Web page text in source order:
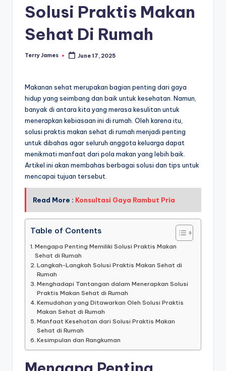
Solusi Praktis Makan
Sehat Di Rumah
Posted
Terry James June 17, 2025
Makanan sehat merupakan bagian penting dari gaya
hidup yang seimbang dan baik untuk kesehatan. Namun,
banyak di antara kita yang merasa kesulitan untuk
menerapkan kebiasaan ini di rumah. Oleh karena itu,
solusi praktis makan sehat di rumah menjadi penting
untuk dibahas agar seluruh anggota keluarga dapat
menikmati manfaat dari pola makan yang lebih baik.
Artikel ini akan membahas berbagai solusi dan tips untuk
mencapai tujuan tersebut.
Read More : Konsultasi Gaya Rambut Pria
Table of Contents
Mengapa Penting Memiliki Solusi Praktis Makan
Sehat di Rumah
Langkah-Langkah Solusi Praktis Makan Sehat di
Rumah
Menghadapi Tantangan dalam Menerapkan Solusi
Praktis Makan Sehat di Rumah
Kemudahan yang Ditawarkan Oleh Solusi Praktis
Makan Sehat di Rumah
Manfaat Kesehatan dari Solusi Praktis Makan
Sehat di Rumah
Kesimpulan dan Rangkuman